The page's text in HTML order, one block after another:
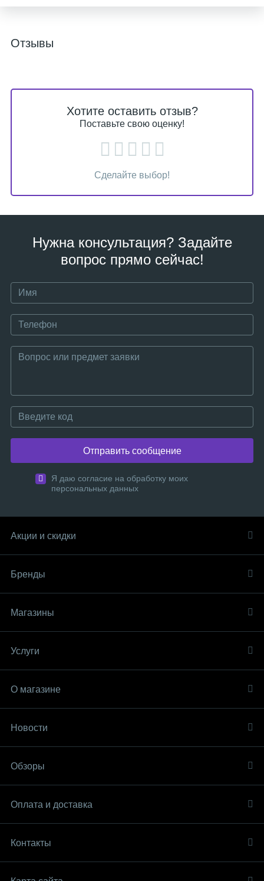
Отзывы
Хотите оставить отзыв?
Поставьте свою оценку!
Сделайте выбор!
Нужна консультация? Задайте
вопрос прямо сейчас!
Отправить сообщение
Я даю согласие на обработку моих
персональных данных
Акции и скидки
Бренды
Магазины
Услуги
О магазине
Новости
Обзоры
Оплата и доставка
Контакты